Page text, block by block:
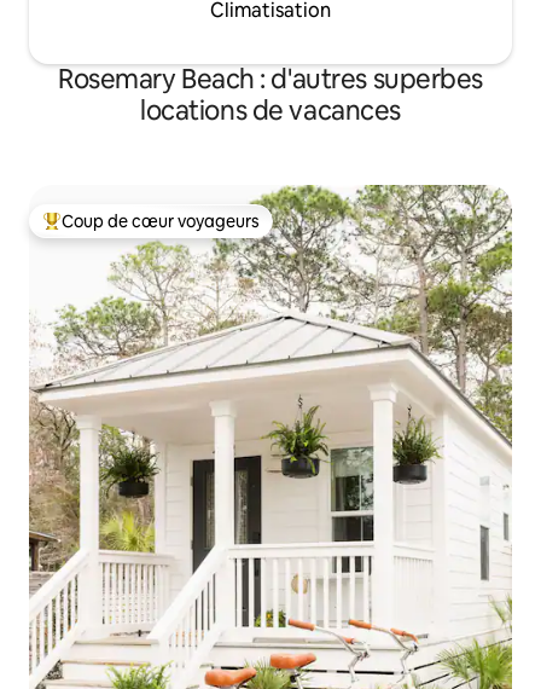
Climatisation
Rosemary Beach : d'autres superbes
locations de vacances
Coups de cœur voyageurs les plus appréciés
Coup de cœur voyageurs